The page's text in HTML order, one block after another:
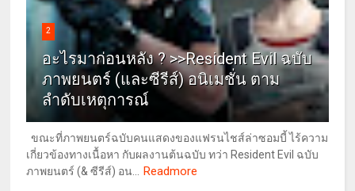
2
อะไรมาก่อนหลัง ? >>Resident Evil ฉบับ
ภาพยนตร์ (และซีรีส์) อนิเมชั่น ตาม
ลำดับเหตุการณ์
ขณะที่ภาพยนตร์ฉบับคนแสดงของแฟรนไชส์ล่าซอมบี้ ไร้ความ
เกี่ยวข้องทางเนื้อหา กับผลงานต้นฉบับ ทว่า Resident Evil ฉบับ
ภาพยนตร์ (& ซีรีส์) อน...
Readmore